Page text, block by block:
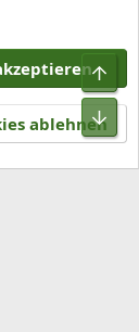
R
S
ablehnen